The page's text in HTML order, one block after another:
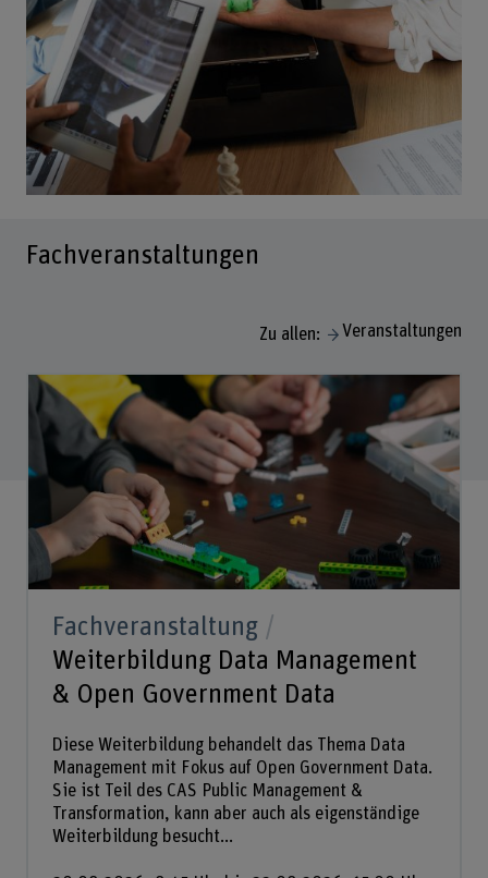
Fachveranstaltungen
Zu allen: Veranstaltungen
Fachveranstaltung
Weiterbildung Data Management
& Open Government Data
Diese Weiterbildung behandelt das Thema Data
Management mit Fokus auf Open Government Data.
Sie ist Teil des CAS Public Management &
Transformation, kann aber auch als eigenständige
Weiterbildung besucht...